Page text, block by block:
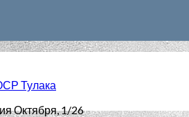
Тулака
Октября, 1/26